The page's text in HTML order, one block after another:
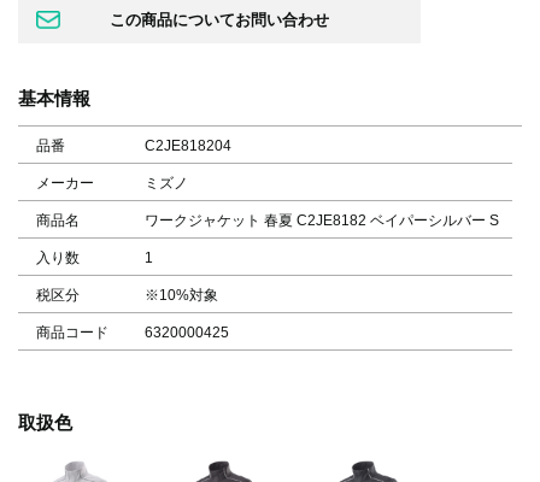
基本情報
品番 C2JE818204
メーカー ミズノ
商品名 ワークジャケット 春夏 C2JE8182 ベイパーシルバー S
入り数 1
税区分 ※10%対象
商品コード 6320000425
取扱色